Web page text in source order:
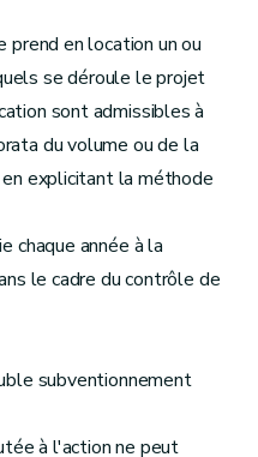
prend en location un ou
se déroule le projet
sont admissibles à
du volume ou de la
explicitant la méthode
chaque année à la
le cadre du contrôle de
subventionnement
à l'action ne peut